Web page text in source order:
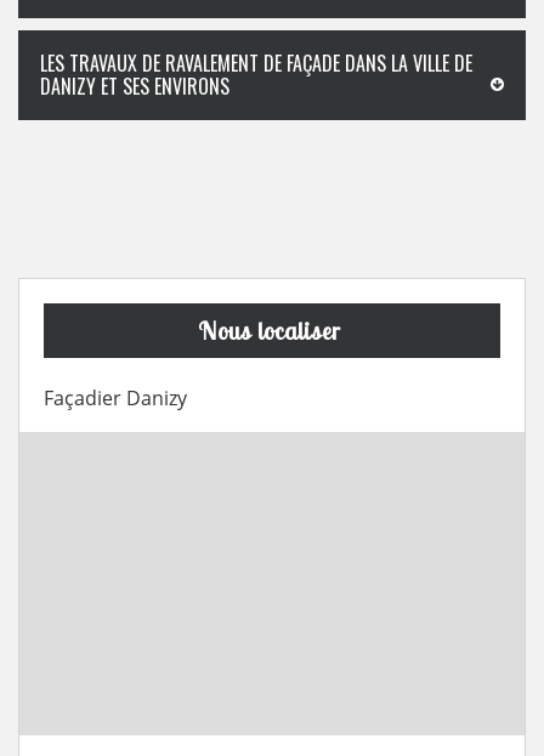
LES TRAVAUX DE RAVALEMENT DE FAÇADE DANS LA VILLE DE
DANIZY ET SES ENVIRONS
Nous localiser
Façadier Danizy